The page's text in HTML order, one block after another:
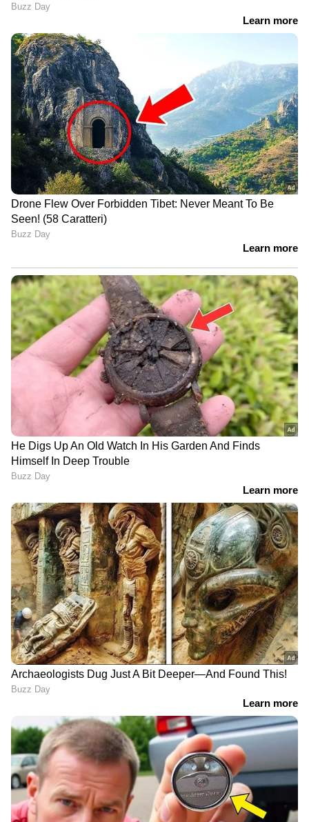
ഡർബിയുടെ മറ്റു അണിയറ പ്രവർത്തകർ
ഇവരാണ്: ഡി.ഒ.പി : അഭിനന്ദൻ രാമനുജം,
തിരക്കഥ : സഹ്‌റു സുഹ്റ, അമീർ സുഹൈൽ,
എഡിറ്റിംഗ് : ആർ. ജെറിന്‍, സ്ക്രിപ്റ്റ്
കൺസൾട്ടന്റ് : ഷർഫു, പ്രൊഡക്ഷൻ
ഡിസൈനർ : അർഷാദ് നക്കോത്ത്, ആക്ഷൻ :
തവസി രാജ്, എക്സിക്യൂട്ടീവ് പ്രൊഡ്യൂസർ :
ജമാൽ വി ബാപ്പു, കലാസംവിധാനം : അസീസ്
കരുവാരക്കുണ്ട്, പ്രൊഡക്ഷൻ കൺട്രോളർ :
നജീർ നസീം, മേക്കപ്പ് : റഷീദ് അഹമ്മദ്,
കോസ്റ്റ്യൂം ഡിസൈനർ : നിസ്സാർ റഹ്‌മത്ത്, ചീഫ്
അസോസിയേറ്റ് ഡയറക്ടർ : രജിൽ കെയ്‌സി,
കൊറിയോഗ്രാഫി : റിഷ്ധാൻ അബ്ദുൽ റഷീദ്,
സൗണ്ട് ഡിസൈൻ : കിഷൻ മോഹൻ, സൗണ്ട്
മിക്സ് : എം ആർ രാജകൃഷ്ണൻ,സ്റ്റിൽസ് :
എസ്.ബി.കെ ഷുഹൈബ്, കെ.കെ അമീൻ,
സ്റ്റുഡിയോ : സപ്താ റെക്കോർഡ്സ്,
ഡിഐ: സപ്താ വിഷൻ. കളറിസ്റ്റ് : കെ എസ്
രാജശേഖരൻ ,പ്രൊഡക്ഷൻ എക്സിക്യൂട്ടീവ് :
മെഹ്ബൂബ്, വി.എഫ്.എക്സ് : ഫോക്സ്‌ഡോട്ട്
മീഡിയ, ടൈറ്റിൽ ഡിസൈൻ : കൃഷ്ണ പ്രസാദ്
കെ.വി, പബ്ലിസിറ്റി ഡിസൈൻസ് : യെല്ലോ
കൺസൾട്ടന്റ്: പ്രതീഷ് ശേഖർ.
LATEST VIDEOS